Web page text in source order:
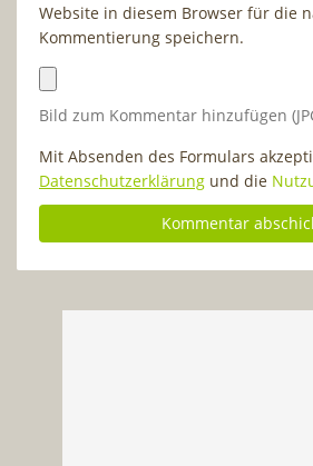
Website in diesem Browser für die
Kommentierung speichern.
Bild zum Kommentar hinzufügen
Mit Absenden des Formulars
Datenschutzerklärung und die